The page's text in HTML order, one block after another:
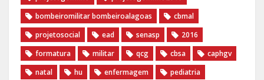
bombeiromilitar bombeiroalagoas
cbmal
projetosocial
ead senasp
2016
formatura
militar qcg cbsa
caphgv
natal
hu enfermagem
pediatria